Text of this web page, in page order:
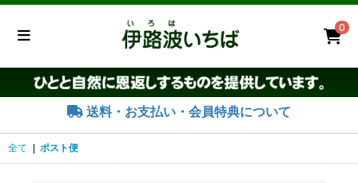
0
送料・お支払い・会員特典について
全て ポスト便